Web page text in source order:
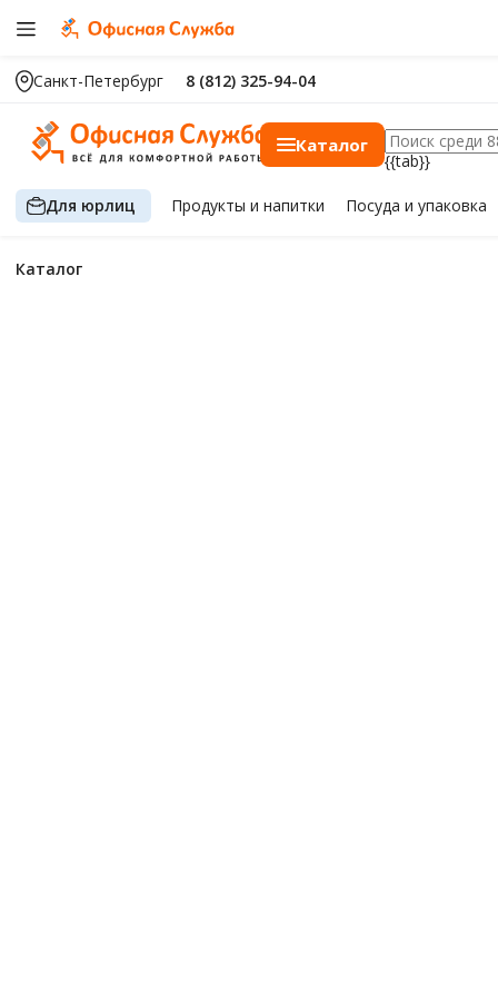
Санкт-Петербург 8 (812) 325-94-04
Каталог
{{tab}}
Для юрлиц Продуктыи напитки Посуда и упаковка
Каталог